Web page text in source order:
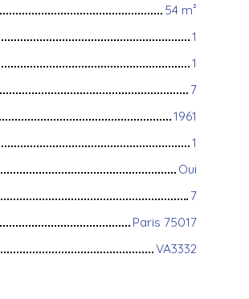
54 m²
1
1
7
1961
1
Oui
7
Paris 75017
VA3332